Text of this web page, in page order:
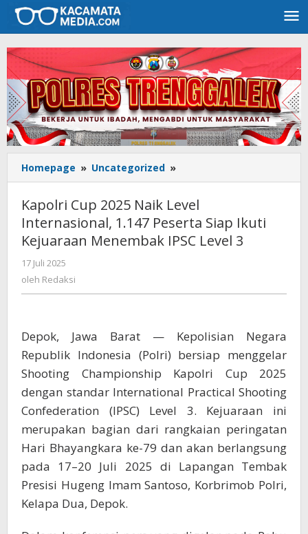
Lewati
konten
Homepage » Uncategorized »
Cup
Naik
Level
Internasional,
Ikuti
IPSC
Level
3
Kapolri Cup 2025 Naik Level
Internasional, 1.147 Peserta Siap Ikuti
Kejuaraan Menembak IPSC Level 3
17 Juli 2025
Redaksi
oleh Redaksi
Depok, Jawa Barat — Kepolisian Negara
Republik Indonesia (Polri) bersiap menggelar
Shooting Championship Kapolri Cup 2025
dengan standar International Practical Shooting
Confederation (IPSC) Level 3. Kejuaraan ini
merupakan bagian dari rangkaian peringatan
Hari Bhayangkara ke-79 dan akan berlangsung
pada 17–20 Juli 2025 di Lapangan Tembak
Presisi Hugeng Imam Santoso, Korbrimob Polri,
Kelapa Dua, Depok.